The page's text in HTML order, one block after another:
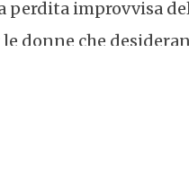
perdita improvvisa
donne che